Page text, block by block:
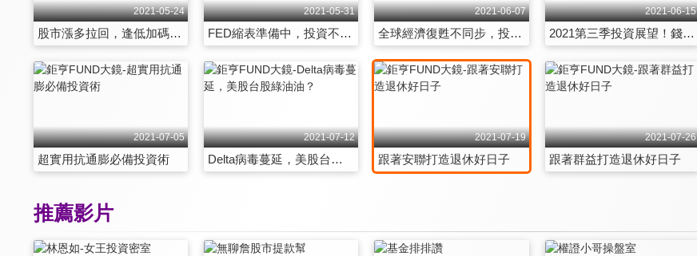
2021-05-24
股市漲多拉回，逢低加碼買什麼？
2021-05-31
FED縮表準備中，投資不敗法則
2021-06-07
全球經濟復甦不同步，投資慎選關鍵地區
2021-06-15
2021第三季投資展望！錢進成熟市場必看
2021-07-05
超實用抗通膨必備投資術
2021-07-12
Delta病毒蔓延，美股台股綠油油？
2021-07-19
跟著安聯打造退休好日子
2021-07-26
跟著群益打造退休好日子
推薦影片